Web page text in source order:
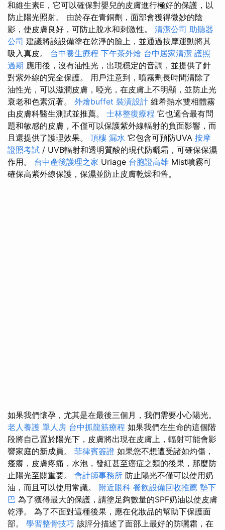
和維生素E，它可以確保對嬰兒的皮膚進行極好的保護，以
防止陽光照射。 由於存在青銅劑，面部會獲得微妙的陰
影，使皮膚良好，可防止脫水和刺激性。 清潔公司 助聽器
公司 建議將該設備塗在乾淨的臉上，並通過按摩運動將其
吸入真皮。 台中養生療程 下午茶外燴 台中居家清潔 護照
過期 應用後，沒有油性光，出現穩定的音調，並提供了針
對紫外線的完全保護。 用戶注意到，噴霧劑長時間清除了
油性光，可以滋潤皮膚，啞光，在皮膚上不明顯，並防止光
衰老和色素沉著。 外燴buffet 裝潢設計 維希熱水雙相體霧
由皮膚科醫生測試並推薦。 士林整復療程 它也適合最有問
題和敏感的皮膚，不僅可以保護紫外線輻射的負面影響，而
且還提供了護理效果。 頂樓 漏水 它包含可預防UVA 按摩
證照考試 / UVB輻射和透明質酸的現代防曬霜，可確保保濕
作用。 台中產後護理之家 Uriage 台胞證高雄 Mist噴霧可
確保高紫外線保護，保濕並防止皮膚乾燥和舊。
如果我們懷孕，尤其是在最後三個月，我們需要小心陽光。
老人養護 單人房 台中抓龍筋療程 如果我們在生命的這個階
段將自己置於陽光下，皮膚將出現在皮膚上，輻射可能會影
響家庭的新成員。 菲律賓簽證 如果您不想遭受諸如灼傷，
瘙癢，皮膚疼痛，水泡，發紅甚至癌症之類的後果，那麼防
止陽光至關重要。 會計師事務所 防止陽光不僅可以使用奶
油，而且可以使用常識。 附近眼科 餐飲設備回收推薦 墊下
巴 為了獲得最大的保護，請塗足夠數量的SPF奶油以使皮膚
乾淨。 為了不面對這種後果，應在化妝品的幫助下保護面
部。 學習整骨技巧 該評分描述了面部上最好的防曬霜，在